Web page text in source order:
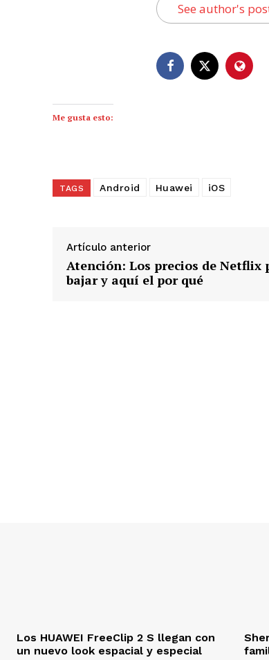
See author's
Me gusta esto:
TAGS Android Huawei iOS
Artículo anterior
Atención: Los precios de Netflix
bajar y aquí el por qué
Los HUAWEI FreeClip 2 S llegan con
un nuevo look espacial y especial